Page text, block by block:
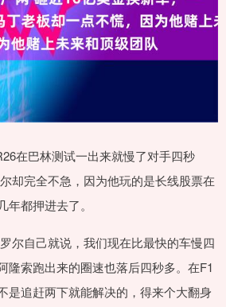
在巴林测试一出来就慢了对手四秒
却完全不急，因为他玩的是长线股票在
都押进去了。
尔自己就说，我们现在比最快的车慢四
隆索跑出来的圈速也落后四秒多。在F1
是追赶两下就能解决的，得来个大翻身